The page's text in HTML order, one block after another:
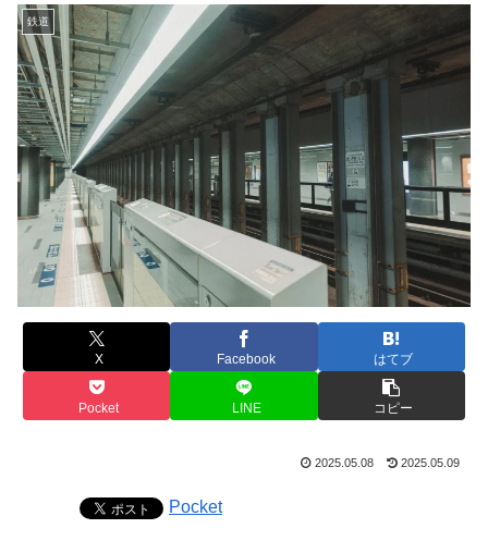
鉄道
X Facebook はてブ
Pocket LINE コピー
2025.05.08 2025.05.09
Pocket